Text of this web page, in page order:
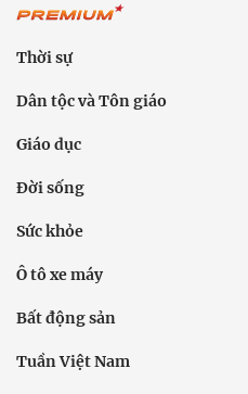
Thời sự
Dân tộc và Tôn giáo
Giáo dục
Đời sống
Sức khỏe
Ô tô xe máy
Bất động sản
Tuần Việt Nam